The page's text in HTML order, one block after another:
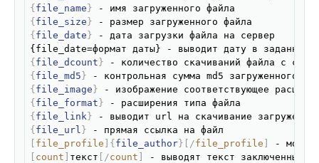
{ file_name }
{ file_size }
{ file_date } - дата загрузки файла на сервер
{ file_dcount }
{ file_md5 }
{ file_image }
{ file_format }
{ file_link }
{ file_url }
file_profile { file_author} [/file_profile
count текст [/count